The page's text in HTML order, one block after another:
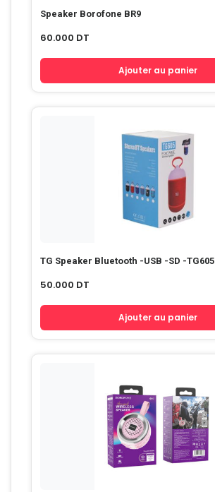
Speaker Borofone BR9
60.000 DT
Ajouter au panier
TG Speaker Bluetooth -USB -SD -TG605
50.000 DT
Ajouter au panier